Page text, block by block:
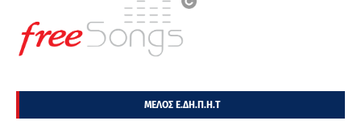
ΜΕΛΟΣ Ε.ΔΗ.Π.Η.Τ